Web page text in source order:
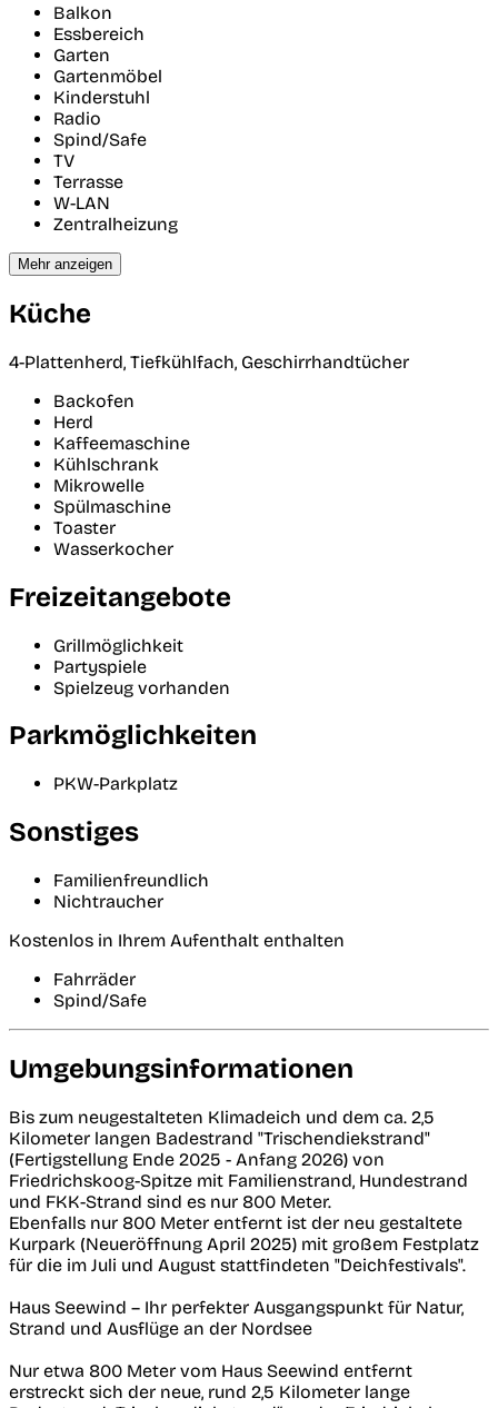
Balkon
Essbereich
Garten
Gartenmöbel
Kinderstuhl
Radio
Spind/Safe
TV
Terrasse
W-LAN
Zentralheizung
Mehr anzeigen
Küche
4-Plattenherd, Tiefkühlfach, Geschirrhandtücher
Backofen
Herd
Kaffeemaschine
Kühlschrank
Mikrowelle
Spülmaschine
Toaster
Wasserkocher
Freizeitangebote
Grillmöglichkeit
Partyspiele
Spielzeug vorhanden
Parkmöglichkeiten
PKW-Parkplatz
Sonstiges
Familienfreundlich
Nichtraucher
Kostenlos in Ihrem Aufenthalt enthalten
Fahrräder
Spind/Safe
Umgebungsinformationen
Bis zum neugestalteten Klimadeich und dem ca. 2,5
Kilometer langen Badestrand "Trischendiekstrand"
(Fertigstellung Ende 2025 - Anfang 2026) von
Friedrichskoog-Spitze mit Familienstrand, Hundestrand
und FKK-Strand sind es nur 800 Meter.
Ebenfalls nur 800 Meter entfernt ist der neu gestaltete
Kurpark (Neueröffnung April 2025) mit großem Festplatz
für die im Juli und August stattfindeten "Deichfestivals".
Haus Seewind – Ihr perfekter Ausgangspunkt für Natur,
Strand und Ausflüge an der Nordsee
Nur etwa 800 Meter vom Haus Seewind entfernt
erstreckt sich der neue, rund 2,5 Kilometer lange